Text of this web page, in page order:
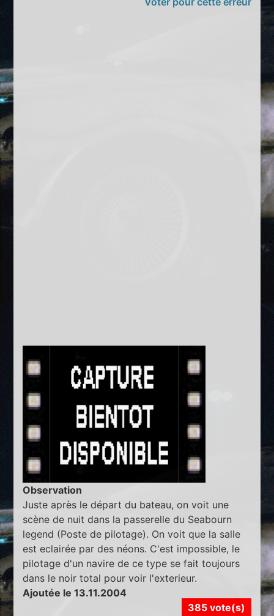
Observation
Juste après le départ du bateau, on voit une
scène de nuit dans la passerelle du Seabourn
legend (Poste de pilotage). On voit que la salle
est eclairée par des néons. C'est impossible, le
pilotage d'un navire de ce type se fait toujours
dans le noir total pour voir l'exterieur.
Ajoutée le 13.11.2004
385 vote(s)